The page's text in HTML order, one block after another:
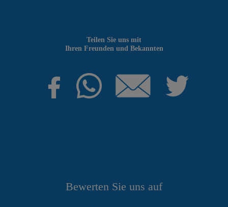
Bewerten Sie uns auf
Teilen Sie uns mit
Ihren Freunden und Bekannten